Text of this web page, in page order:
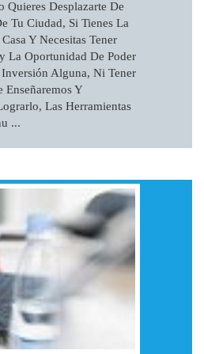
Quieres Desplazarte De
Tu Ciudad, Si Tienes La
Y Necesitas Tener
La Oportunidad De Poder
Alguna, Ni Tener
Enseñaremos Y
Las Herramientas
...